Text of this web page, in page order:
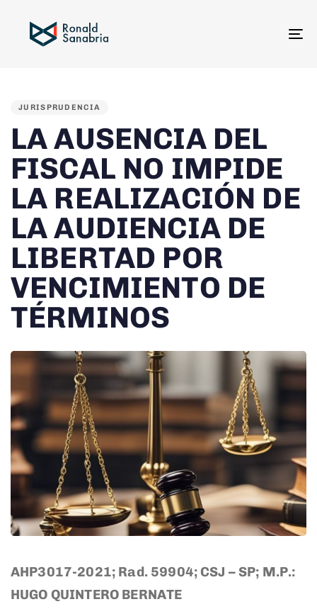
JURISPRUDENCIA
LA AUSENCIA DEL
FISCAL NO IMPIDE
LA REALIZACIÓN DE
LA AUDIENCIA DE
LIBERTAD POR
VENCIMIENTO DE
TÉRMINOS
AHP3017-2021; Rad. 59904; CSJ – SP; M.P.:
HUGO QUINTERO BERNATE